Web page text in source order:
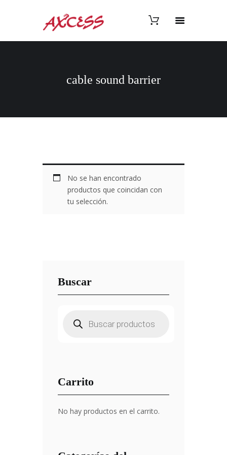
cable sound barrier
No se han encontrado
productos que coincidan con
tu selección.
Buscar
productos
Carrito
No hay productos en el carrito.